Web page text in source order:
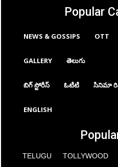
Popular
NEWS & GOSSIPS OTT
GALLERY తెలుగు
బిగ్ స్టోరీస్ ఓటిటి సినిమా
ENGLISH
TELUGU TOLLYWOOD